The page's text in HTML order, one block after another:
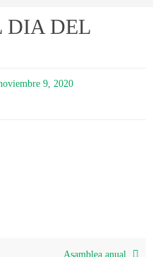
DIA DEL
9, 2020
Asamblea anual